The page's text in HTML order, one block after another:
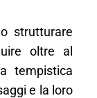
strutturare
oltre al
tempistica
e la loro